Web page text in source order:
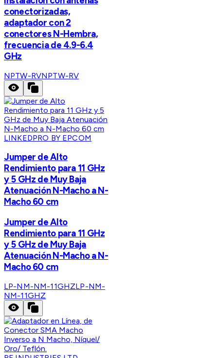
conectorizadas,
adaptador con 2
conectores N-Hembra,
frecuencia de 4.9-6.4
GHz
NPTW-RVNPTW-RV
LINKEDPRO BY EPCOM
Jumper de Alto
Rendimiento para 11 GHz
y 5 GHz de Muy Baja
Atenuación N-Macho a N-
Macho 60 cm
Jumper de Alto
Rendimiento para 11 GHz
y 5 GHz de Muy Baja
Atenuación N-Macho a N-
Macho 60 cm
LP-NM-NM-11GHZLP-NM-
NM-11GHZ